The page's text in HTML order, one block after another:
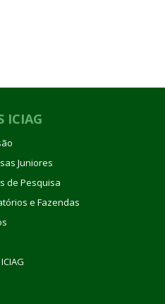
ICIAG
Juniores
de Pesquisa
e Fazendas